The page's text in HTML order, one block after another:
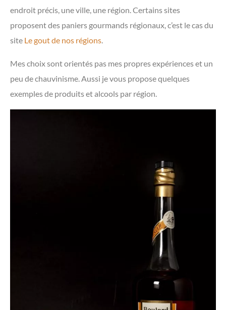
endroit précis, une ville, une région. Certains sites
proposent des paniers gourmands régionaux, c’est le cas du
site Le gout de nos régions
Mes choix sont orientés pas mes propres expériences et un
peu de chauvinisme. Aussi je vous propose quelques
exemples de produits et alcools par région.